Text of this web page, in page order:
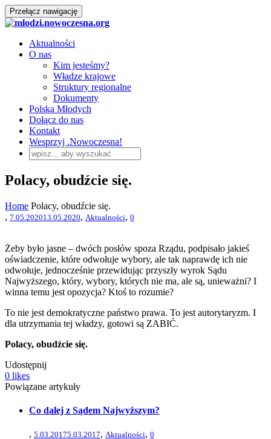
Przełącz nawigację
Aktualności
O nas
Kim jesteśmy?
Władze krajowe
Struktury regionalne
Dokumenty
Polska Młodych
Dołącz do nas
Kontakt
Wesprzyj .Nowoczesna!
Polacy, obudźcie się.
Home Polacy, obudźcie się.
, 7.05.202013.05.2020, Aktualności, 0
Żeby było jasne – dwóch posłów spoza Rządu, podpisało jakieś
oświadczenie, które odwołuje wybory, ale tak naprawdę ich nie
odwołuje, jednocześnie przewidując przyszły wyrok Sądu
Najwyższego, który, wybory, których nie ma, ale są, unieważni? I
winna temu jest opozycja? Ktoś to rozumie?
To nie jest demokratyczne państwo prawa. To jest autorytaryzm. I
dla utrzymania tej władzy, gotowi są ZABIĆ.
Polacy, obudźcie się.
Udostępnij
0 likes
Powiązane artykuły
Co dalej z Sądem Najwyższym?
, 5.03.20175.03.2017, Aktualności, 0